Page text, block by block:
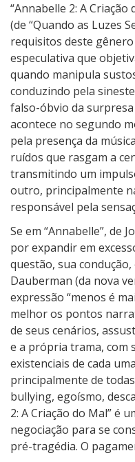
“Annabelle 2: A Criação
(de “Quando as Luzes
requisitos deste
especulativa que
quando manipula
conduzindo pela
falso-óbvio da
acontece no segundo
pela presença da
ruídos que rasgam a
transmitindo um
outro, principalmente
responsável pela
Se em “Annabelle”, de
por expandir em
questão, sua
Dauberman (da nova
expressão “menos é
melhor os pontos
de seus cenários,
e a própria trama, com
existenciais de cada
principalmente de
bullying, egoísmo,
2: A Criação do Mal” é
negociação para se
pré-tragédia. O